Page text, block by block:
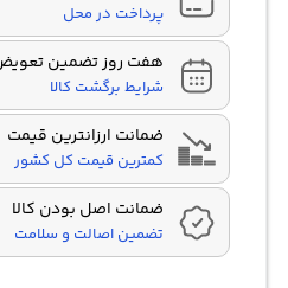
پرداخت در محل
هفت روز تضمین
شرایط برگشت کالا
ضمانت ارزانترین قیمت
کمترین قیمت کل کشور
ضمانت اصل بودن کالا
تضمین اصالت و سلامت